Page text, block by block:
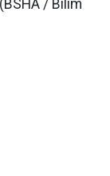
/ Bilim